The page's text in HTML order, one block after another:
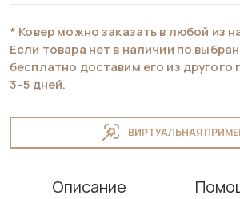
* Ковер можно заказать в любой из
Если товара нет в наличии по
бесплатно доставим его из другого
3–5 дней.
ВИРТУАЛЬНАЯ
Описание